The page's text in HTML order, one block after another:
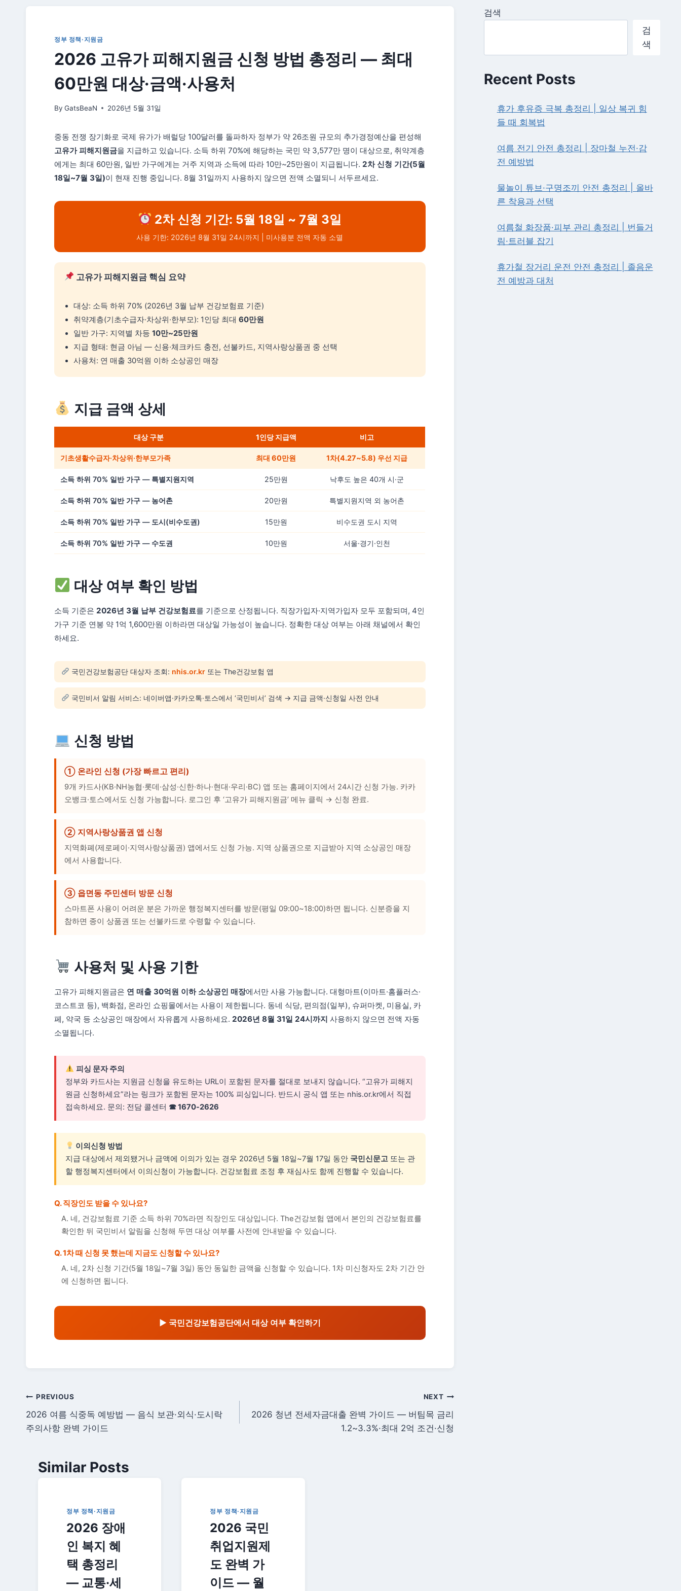
정부 정책·지원금
2026 고유가 피해지원금 신청 방법 총정리 — 최대
60만원 대상·금액·사용처
By GatsBeaN 2026년 5월 31일
중동 전쟁 장기화로 국제 유가가 배럴당 100달러를 돌파하자 정부가 약 26조원 규모의 추가경정예산을 편성해
고유가 피해지원금을 지급하고 있습니다. 소득 하위 70%에 해당하는 국민 약 3,577만 명이 대상으로, 취약계층
에게는 최대 60만원, 일반 가구에게는 거주 지역과 소득에 따라 10만~25만원이 지급됩니다. 2차 신청 기간(5월
18일~7월 3일)이 현재 진행 중입니다. 8월 31일까지 사용하지 않으면 전액 소멸되니 서두르세요.
2차 신청 기간: 5월 18일 ~ 7월 3일
사용 기한: 2026년 8월 31일 24시까지 | 미사용분 전액 자동 소멸
고유가 피해지원금 핵심 요약
대상: 소득 하위 70% (2026년 3월 납부 건강보험료 기준)
취약계층(기초수급자·차상위·한부모): 1인당 최대 60만원
일반 가구: 지역별 차등 10만~25만원
지급 형태: 현금 아님 — 신용·체크카드 충전, 선불카드, 지역사랑상품권 중 선택
사용처: 연 매출 30억원 이하 소상공인 매장
지급 금액 상세
대상 구분 1인당 지급액 비고
기초생활수급자·차상위·한부모가족 최대 60만원 1차(4.27~5.8) 우선 지급
소득 하위 70% 일반 가구 — 특별지원지역 25만원 낙후도 높은 40개 시·군
소득 하위 70% 일반 가구 — 농어촌 20만원 특별지원지역 외 농어촌
소득 하위 70% 일반 가구 — 도시(비수도권) 15만원 비수도권 도시 지역
소득 하위 70% 일반 가구 — 수도권 10만원 서울·경기·인천
대상 여부 확인 방법
소득 기준은 2026년 3월 납부 건강보험료를 기준으로 산정됩니다. 직장가입자·지역가입자 모두 포함되며, 4인
가구 기준 연봉 약 1억 1,600만원 이하라면 대상일 가능성이 높습니다. 정확한 대상 여부는 아래 채널에서 확인
하세요.
국민건강보험공단 대상자 조회: nhis.or.kr 또는 The건강보험 앱
국민비서 알림 서비스: 네이버앱·카카오톡·토스에서 ‘국민비서’ 검색 → 지급 금액·신청일 사전 안내
신청 방법
① 온라인 신청 (가장 빠르고 편리)
9개 카드사(KB·NH농협·롯데·삼성·신한·하나·현대·우리·BC) 앱 또는 홈페이지에서 24시간 신청 가능. 카카
오뱅크·토스에서도 신청 가능합니다. 로그인 후 ‘고유가 피해지원금’ 메뉴 클릭 → 신청 완료.
② 지역사랑상품권 앱 신청
지역화폐(제로페이·지역사랑상품권) 앱에서도 신청 가능. 지역 상품권으로 지급받아 지역 소상공인 매장
에서 사용합니다.
③ 읍면동 주민센터 방문 신청
스마트폰 사용이 어려운 분은 가까운 행정복지센터를 방문(평일 09:00~18:00)하면 됩니다. 신분증을 지
참하면 종이 상품권 또는 선불카드로 수령할 수 있습니다.
사용처 및 사용 기한
고유가 피해지원금은 연 매출 30억원 이하 소상공인 매장에서만 사용 가능합니다. 대형마트(이마트·홈플러스·
코스트코 등), 백화점, 온라인 쇼핑몰에서는 사용이 제한됩니다. 동네 식당, 편의점(일부), 슈퍼마켓, 미용실, 카
페, 약국 등 소상공인 매장에서 자유롭게 사용하세요. 2026년 8월 31일 24시까지 사용하지 않으면 전액 자동
소멸됩니다.
피싱 문자 주의
정부와 카드사는 지원금 신청을 유도하는 URL이 포함된 문자를 절대로 보내지 않습니다. “고유가 피해지
원금 신청하세요”라는 링크가 포함된 문자는 100% 피싱입니다. 반드시 공식 앱 또는 nhis.or.kr에서 직접
접속하세요. 문의: 전담 콜센터 ☎ 1670-2626
이의신청 방법
지급 대상에서 제외됐거나 금액에 이의가 있는 경우 2026년 5월 18일~7월 17일 동안 국민신문고 또는 관
할 행정복지센터에서 이의신청이 가능합니다. 건강보험료 조정 후 재심사도 함께 진행할 수 있습니다.
Q. 직장인도 받을 수 있나요?
A. 네, 건강보험료 기준 소득 하위 70%라면 직장인도 대상입니다. The건강보험 앱에서 본인의 건강보험료를
확인한 뒤 국민비서 알림을 신청해 두면 대상 여부를 사전에 안내받을 수 있습니다.
Q. 1차 때 신청 못 했는데 지금도 신청할 수 있나요?
A. 네, 2차 신청 기간(5월 18일~7월 3일) 동안 동일한 금액을 신청할 수 있습니다. 1차 미신청자도 2차 기간 안
에 신청하면 됩니다.
▶ 국민건강보험공단에서 대상 여부 확인하기
글
탐
PREVIOUS
2026 여름 식중독 예방법 — 음식 보관·외식·도시락
주의사항 완벽 가이드
NEXT
2026 청년 전세자금대출 완벽 가이드 — 버팀목 금리
1.2~3.3%·최대 2억 조건·신청
Similar Posts
정부 정책·지원금
2026 장애
인 복지 혜
택 총정리
— 교통·세
정부 정책·지원금
2026 국민
취업지원제
도 완벽 가
이드 — 월
검색
검
색
Recent Posts
휴가 후유증 극복 총정리 | 일상 복귀 힘
들 때 회복법
여름 전기 안전 총정리 | 장마철 누전·감
전 예방법
물놀이 튜브·구명조끼 안전 총정리 | 올바
른 착용과 선택
여름철 화장품·피부 관리 총정리 | 번들거
림·트러블 잡기
휴가철 장거리 운전 안전 총정리 | 졸음운
전 예방과 대처